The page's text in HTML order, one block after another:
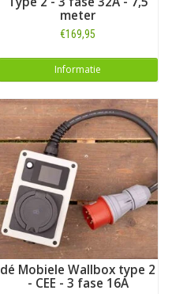
meter
€169,95
Informatie
dé Mobiele Wallbox type 2
- CEE - 3 fase 16A